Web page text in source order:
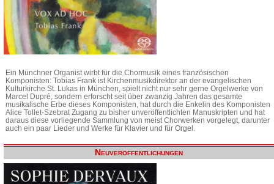
Ein Münchner Organist wirbt für die Chormusik eines französischen
Komponisten: Tobias Frank ist Kirchenmusikdirektor an der evangelischen
Kulturkirche St. Lukas in München, spielt nicht nur sehr gerne Orgelwerke von
Marcel Dupré, sondern erforscht seit über zwanzig Jahren das gesamte
musikalische Erbe dieses Komponisten, hat durch die Enkelin des Komponisten
Alice Tollet-Szebrat Zugang zu bisher unveröffentlichten Manuskripten und hat
daraus diese vorliegende Sammlung von meist Chorwerken vorgelegt, darunter
auch ein paar Lieder und Werke für Klavier und für Orgel.
Neuveröffentlichungen